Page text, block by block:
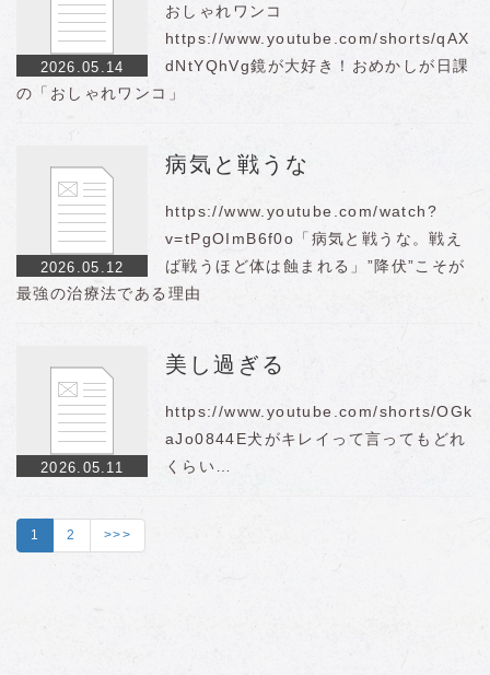
2026.05.14
おしゃれワンコ
https://www.youtube.com/shorts/qAX
dNtYQhVg鏡が大好き！おめかしが日課
の「おしゃれワンコ」
2026.05.12
病気と戦うな
https://www.youtube.com/watch?
v=tPgOImB6f0o「病気と戦うな。戦え
ば戦うほど体は蝕まれる」”降伏”こそが
最強の治療法である理由
2026.05.11
美し過ぎる
https://www.youtube.com/shorts/OGk
aJo0844E犬がキレイって言ってもどれ
くらい…
1 2 >>>